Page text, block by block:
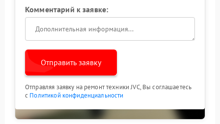
Комментарий к заявке:
Отправить заявку
Отправляя заявку на ремонт техники JVC, Вы соглашаетесь
с Политикой конфиденциальности